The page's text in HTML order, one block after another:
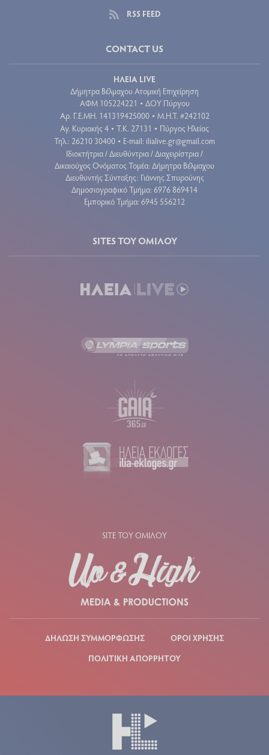
RSS FEED
CONTACT US
ΗΛΕΙΑ LIVE
Δήμητρα Βέλμαχου Ατομική Επιχείρηση
ΑΦΜ 105224221 • ΔΟΥ Πύργου
Aρ. Γ.Ε.ΜΗ. 141319425000 • Μ.Η.Τ. #242102
Αγ. Κυριακής 4 • Τ.Κ. 27131 • Πύργος Ηλείας
Τηλ.: 26210 30400 • E-mail: ilialive.gr@gmail.com
Ιδιοκτήτρια / Διευθύντρια / Διαχειρίστρια /
Δικαιούχος Ονόματος Τομέα: Δήμητρα Βέλμαχου
Διευθυντής Σύνταξης: Γιάννης Σπυρούνης
Δημοσιογραφικό Τμήμα: 6976 869414
Εμπορικό Τμήμα: 6945 556212
SITES ΤΟΥ ΟΜΙΛΟΥ
SITE ΤΟΥ ΟΜΙΛΟΥ
ΔΗΛΩΣΗ ΣΥΜΜΟΡΦΩΣΗΣ
ΟΡΟΙ ΧΡΗΣΗΣ
ΠΟΛΙΤΙΚΗ ΑΠΟΡΡΗΤΟΥ